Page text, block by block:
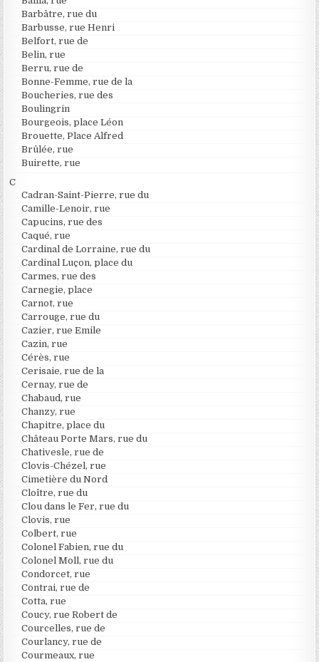
Barbâtre, rue du
Barbusse, rue Henri
Belfort, rue de
Belin, rue
Berru, rue de
Bonne-Femme, rue de la
Boucheries, rue des
Boulingrin
Bourgeois, place Léon
Brouette, Place Alfred
Brûlée, rue
Buirette, rue
C
Cadran-Saint-Pierre, rue du
Camille-Lenoir, rue
Capucins, rue des
Caqué, rue
Cardinal de Lorraine, rue du
Cardinal Luçon, place du
Carmes, rue des
Carnegie, place
Carnot, rue
Carrouge, rue du
Cazier, rue Emile
Cazin, rue
Cérès, rue
Cerisaie, rue de la
Cernay, rue de
Chabaud, rue
Chanzy, rue
Chapitre, place du
Château Porte Mars, rue du
Chativesle, rue de
Clovis-Chézel, rue
Cimetière du Nord
Cloître, rue du
Clou dans le Fer, rue du
Clovis, rue
Colbert, rue
Colonel Fabien, rue du
Colonel Moll, rue du
Condorcet, rue
Contrai, rue de
Cotta, rue
Coucy, rue Robert de
Courcelles, rue de
Courlancy, rue de
Courmeaux, rue